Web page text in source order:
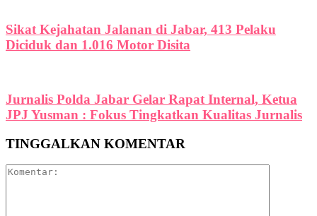
Sikat Kejahatan Jalanan di Jabar, 413 Pelaku
Diciduk dan 1.016 Motor Disita
Jurnalis Polda Jabar Gelar Rapat Internal, Ketua
JPJ Yusman : Fokus Tingkatkan Kualitas Jurnalis
TINGGALKAN KOMENTAR